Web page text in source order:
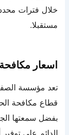
خلال فترات
مستقبلا.
اسعار
تعد مؤسسة
قطاع مكافحة
بفضل سمعتها
الدائم على